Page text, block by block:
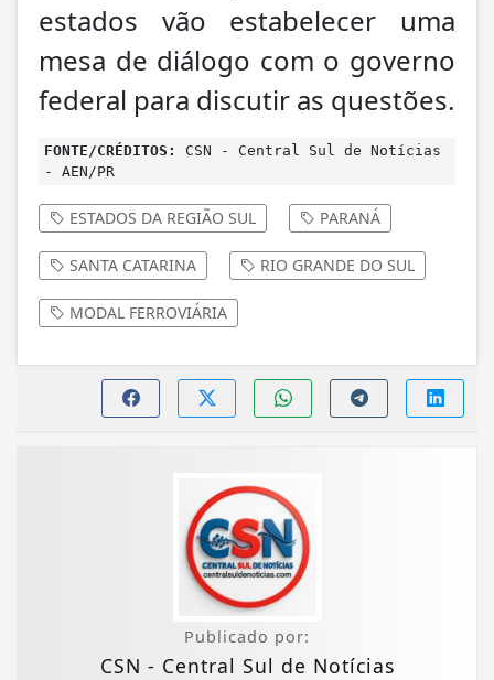
estados vão estabelecer uma
mesa de diálogo com o governo
federal para discutir as questões.
FONTE/CRÉDITOS:
CSN - Central Sul de Notícias
- AEN/PR
ESTADOS DA REGIÃO SUL PARANÁ
SANTA CATARINA RIO GRANDE DO SUL
MODAL FERROVIÁRIA
Publicado por:
CSN - Central Sul de Notícias